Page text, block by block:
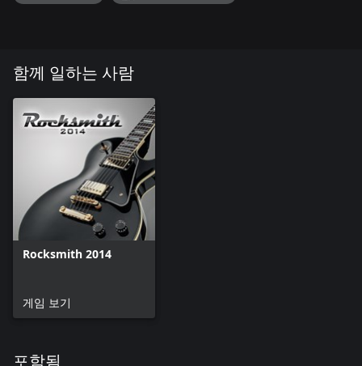
함께 일하는 사람
Rocksmith 2014
게임 보기
포함됨